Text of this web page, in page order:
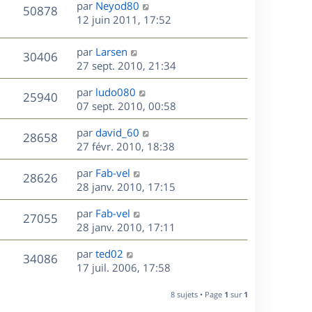
e
n
i
e
r
m
e
s
s
a
g
e
50878V
u
e
D
e
n
i
e
r
m
e
s
s
a
g
e
par Neyod80
12 juin 2011, 17:52
30406V
u
s
D
e
r
n
i
e
r
m
e
s
s
a
g
e
par Larsen
27 sept. 2010, 21:34
25940V
u
e
D
e
r
n
i
e
r
m
e
s
s
a
g
e
par ludo080
07 sept. 2010, 00:58
28658V
u
e
D
e
r
n
i
e
r
m
e
s
s
par david_60
27 févr. 2010, 18:38
28626V
u
D
e
r
n
i
e
r
m
par Fab-vel
28 janv. 2010, 17:15
27055V
u
e
D
e
r
n
i
par Fab-vel
28 janv. 2010, 17:11
34086V
D
e
par ted02
17 juil. 2006, 17:58
8 sujets • Page 1 sur 1